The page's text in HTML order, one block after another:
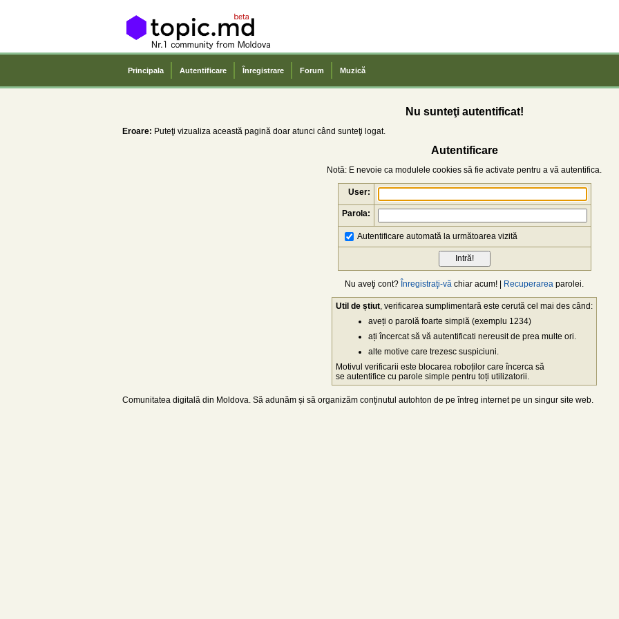
Principala Autentificare Înregistrare Forum Muzică
Nu sunteţi autentificat!
Eroare: Puteţi vizualiza această pagină doar atunci când sunteţi logat.
Autentificare
Notă: E nevoie ca modulele cookies să fie activate pentru a vă autentifica.
User:
Parola:
Autentificare automată la următoarea vizită
Nu aveţi cont? Înregistraţi-vă chiar acum! | Recuperarea parolei.
Util de știut , verificarea sumplimentară este cerută cel mai des când:
aveți o parolă foarte simplă (exemplu 1234)
ați încercat să vă autentificati nereusit de prea multe ori.
alte motive care trezesc suspiciuni.
Motivul verificarii este blocarea roboților care încerca să
se autentifice cu parole simple pentru toți utilizatorii.
Comunitatea digitală din Moldova. Să adunăm și să organizăm conținutul autohton de pe întreg internet pe un singur site web.